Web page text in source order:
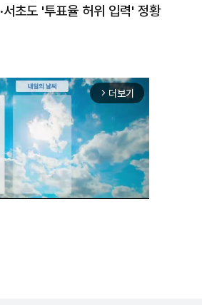
·서초도 '투표율 허위 입력' 정황
arrow_forward_ios 더보기